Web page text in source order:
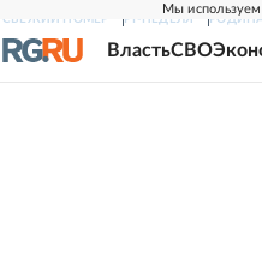
Мы
СВЕЖИЙ НОМЕР РГ-НЕДЕЛЯ
ВластьСВО